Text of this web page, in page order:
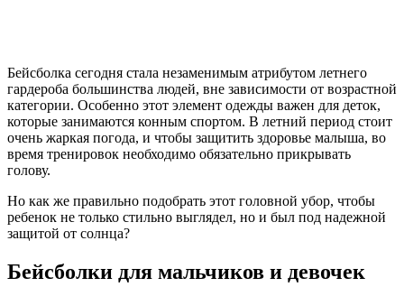
Бейсболка сегодня стала незаменимым атрибутом летнего
гардероба большинства людей, вне зависимости от возрастной
категории. Особенно этот элемент одежды важен для деток,
которые занимаются конным спортом. В летний период стоит
очень жаркая погода, и чтобы защитить здоровье малыша, во
время тренировок необходимо обязательно прикрывать
голову.
Но как же правильно подобрать этот головной убор, чтобы
ребенок не только стильно выглядел, но и был под надежной
защитой от солнца?
Бейсболки для мальчиков и девочек